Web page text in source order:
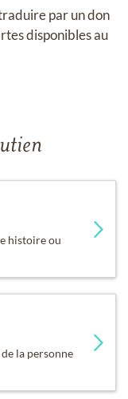
par un don
disponibles au
histoire ou
la personne